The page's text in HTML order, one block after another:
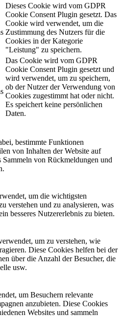
Dieses Cookie wird vom GDPR
Cookie Consent Plugin gesetzt. Das
Cookie wird verwendet, um die
Zustimmung des Nutzers für die
Cookies in der Kategorie
"Leistung" zu speichern.
Das Cookie wird vom GDPR
Cookie Consent Plugin gesetzt und
wird verwendet, um zu speichern,
ob der Nutzer der Verwendung von
Cookies zugestimmt hat oder nicht.
Es speichert keine persönlichen
Daten.
bestimmte Funktionen
von Inhalten der Website auf
von Rückmeldungen und
um die wichtigsten
verstehen und zu analysieren, was
besseres Nutzererlebnis zu bieten.
um zu verstehen, wie
Diese Cookies helfen bei der
über die Anzahl der Besucher, die
usw.
um Besuchern relevante
anzubieten. Diese Cookies
Websites und sammeln